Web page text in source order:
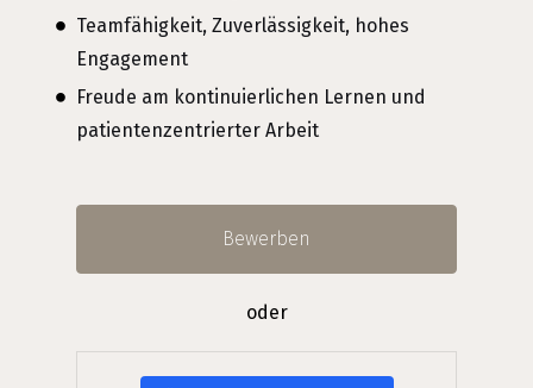
Teamfähigkeit, Zuverlässigkeit, hohes
Engagement
Freude am kontinuierlichen Lernen und
patientenzentrierter Arbeit
Bewerben
oder